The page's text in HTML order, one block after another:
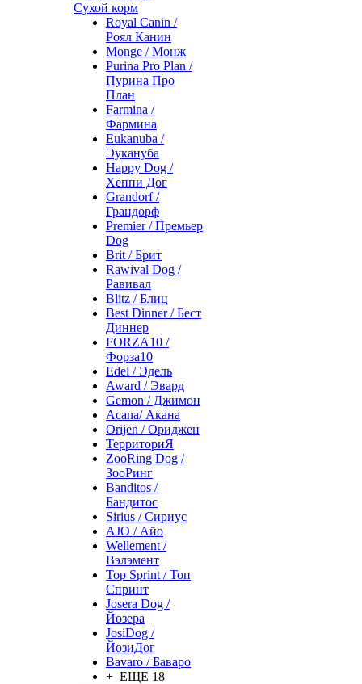
Сухой корм
Royal Canin /
Роял Канин
Monge / Монж
Purina Pro Plan /
Пурина Про
План
Farmina /
Фармина
Eukanuba /
Эукануба
Happy Dog /
Хеппи Дог
Grandorf /
Грандорф
Premier / Премьер
Dog
Brit / Брит
Rawival Dog /
Равивал
Blitz / Блиц
Best Dinner / Бест
Диннер
FORZA10 /
Форза10
Edel / Эдель
Award / Эвард
Gemon / Джимон
Acana/ Акана
Orijen / Ориджен
ТерриториЯ
ZooRing Dog /
ЗооРинг
Banditos /
Бандитос
Sirius / Сириус
AJO / Айо
Wellement /
Вэлэмент
Top Sprint / Топ
Спринт
Josera Dog /
Йозера
JosiDog /
ЙозиДог
Bavaro / Баваро
+ ЕЩЕ 18